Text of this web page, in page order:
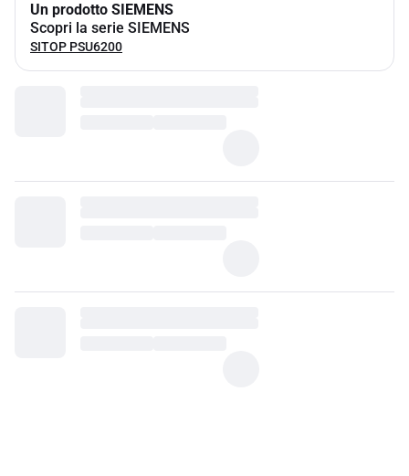
Un prodotto SIEMENS
Scopri la serie SIEMENS
SITOP PSU6200